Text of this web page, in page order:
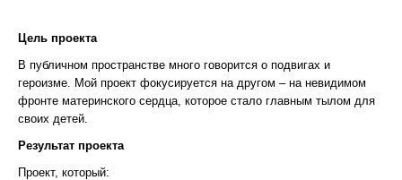
Цель проекта
В публичном пространстве много говорится о подвигах и
героизме. Мой проект фокусируется на другом – на невидимом
фронте материнского сердца, которое стало главным тылом для
своих детей.
Результат проекта
Проект, который: